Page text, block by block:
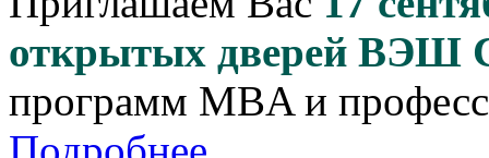
открытых дверей ВЭШ
программ MBA и